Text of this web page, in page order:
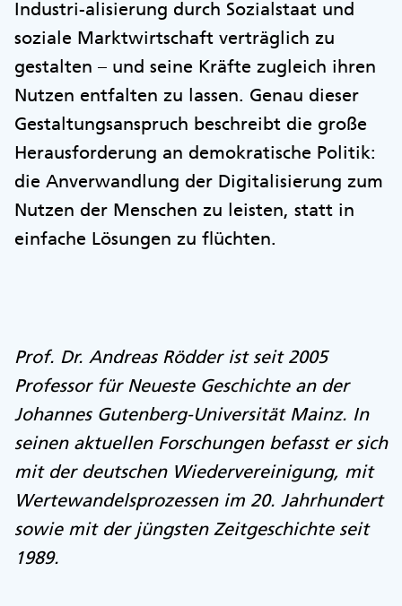
Industri-alisierung durch Sozialstaat und
soziale Marktwirtschaft verträglich zu
gestalten – und seine Kräfte zugleich ihren
Nutzen entfalten zu lassen. Genau dieser
Gestaltungsanspruch beschreibt die große
Herausforderung an demokratische Politik:
die Anverwandlung der Digitalisierung zum
Nutzen der Menschen zu leisten, statt in
einfache Lösungen zu flüchten.
Prof. Dr. Andreas Rödder ist seit 2005
Professor für Neueste Geschichte an der
Johannes Gutenberg-Universität Mainz. In
seinen aktuellen Forschungen befasst er sich
mit der deutschen Wiedervereinigung, mit
Wertewandelsprozessen im 20. Jahrhundert
sowie mit der jüngsten Zeitgeschichte seit
1989.